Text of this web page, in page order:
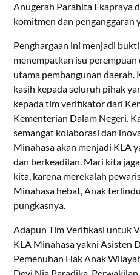
Anugerah Parahita Ekapraya
komitmen dan penganggaran
Penghargaan ini menjadi
menempatkan isu
utama pembangunan
kasih kepada seluruh pihak
kepada tim verifikator dari
Kementerian Dalam Negeri.
semangat kolaborasi dan
Minahasa akan menjadi KLA
dan berkeadilan. Mari kita
kita, karena merekalah
Minahasa hebat, Anak
pungkasnya.
Adapun Tim Verifikasi untuk
KLA Minahasa yakni Asisten
Pemenuhan Hak Anak